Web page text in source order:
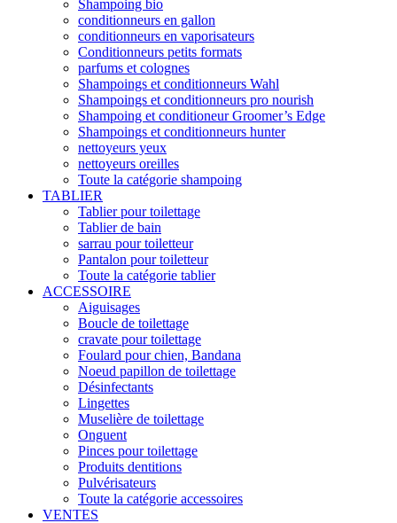
Shampoing bio
conditionneurs en gallon
conditionneurs en vaporisateurs
Conditionneurs petits formats
parfums et colognes
Shampoings et conditionneurs Wahl
Shampoings et conditionneurs pro nourish
Shampoing et conditioneur Groomer’s Edge
Shampoings et conditionneurs hunter
nettoyeurs yeux
nettoyeurs oreilles
Toute la catégorie shampoing
TABLIER
Tablier pour toilettage
Tablier de bain
sarrau pour toiletteur
Pantalon pour toiletteur
Toute la catégorie tablier
ACCESSOIRE
Aiguisages
Boucle de toilettage
cravate pour toilettage
Foulard pour chien, Bandana
Noeud papillon de toilettage
Désinfectants
Lingettes
Muselière de toilettage
Onguent
Pinces pour toilettage
Produits dentitions
Pulvérisateurs
Toute la catégorie accessoires
VENTES